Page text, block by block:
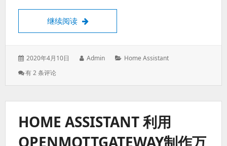
继续阅读 Home Assistant 通过OpenMQTTGateway
发
于：
2020年4月10日
作
Admin
分
Home Assistant
Home
过
实
现
通
有 2 条评论
HOME ASSISTANT 利用
OPENMQTTGATEWAY制作万